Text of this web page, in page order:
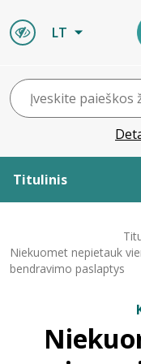
LT
Titulinis
Leidiniai
Niekuomet nepietauk
bendravimo paslaptys